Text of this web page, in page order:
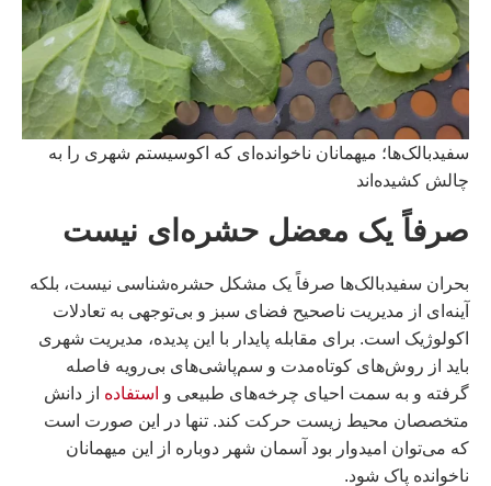
سفیدبالک‌ها؛ میهمانان ناخوانده‌ای که اکوسیستم شهری را به
چالش کشیده‌اند
صرفاً یک معضل حشره‌ای نیست
بحران سفیدبالک‌ها صرفاً یک مشکل حشره‌شناسی نیست، بلکه
آینه‌ای از مدیریت ناصحیح فضای سبز و بی‌توجهی به تعادلات
اکولوژیک است. برای مقابله پایدار با این پدیده، مدیریت شهری
باید از روش‌های کوتاه‌مدت و سم‌پاشی‌های بی‌رویه فاصله
گرفته و به سمت احیای چرخه‌های طبیعی و استفاده از دانش
متخصصان محیط زیست حرکت کند. تنها در این صورت است
که می‌توان امیدوار بود آسمان شهر دوباره از این میهمانان
ناخوانده پاک شود.